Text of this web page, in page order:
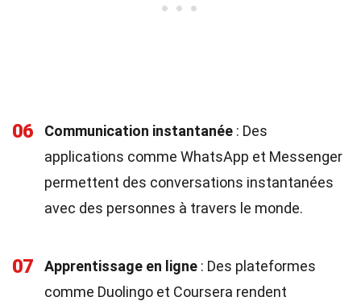
06 Communication instantanée : Des
applications comme WhatsApp et Messenger
permettent des conversations instantanées
avec des personnes à travers le monde.
07 Apprentissage en ligne : Des plateformes
comme Duolingo et Coursera rendent